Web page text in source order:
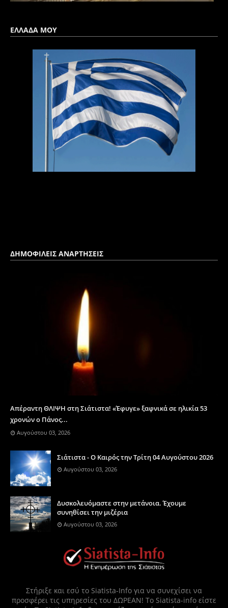
ΕΛΛΑΔΑ ΜΟΥ
ΔΗΜΟΦΙΛΕΙΣ ΑΝΑΡΤΗΣΕΙΣ
Απέραντη ΘΛΙΨΗ στη Σιάτιστα! «Έφυγε» ξαφνικά σε ηλικία 53
χρονών ο Πάνος...
Αυγούστου 03, 2026
Σιάτιστα - Ο Καιρός την Τρίτη 04 Αυγούστου 2026
Αυγούστου 03, 2026
Δυσκολευόμαστε στην μετάνοια. Έχουμε
συνηθίσει την μιζέρια
Αυγούστου 03, 2026
Στήριξε και εσύ το Siatista-Info για να συνεχίσει να
προσφέρει τις υπηρεσίες του ΔΩΡΕΑΝ! Το Siatista-info είστε